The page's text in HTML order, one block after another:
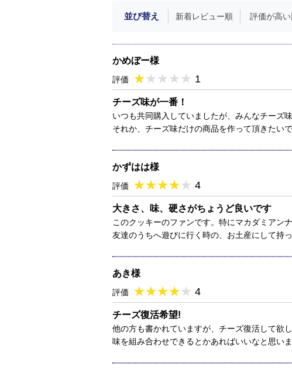
並び替え 新着レビュー順 評価が高
かめぼー様
評価 ★★★★★
★★★★★ 1
チーズ味が一番！
いつも共同購入していましたが、みんなチーズ
それか、チーズ味だけの商品を作って頂きたいで
かずはは様
評価 ★★★★★
★★★★★ 4
大きさ、味、硬さがちょうど良いです
このクッキーのファンです。特にマカダミアン
友達のうちへ遊びに行く時の、お土産にして持っ
あき様
評価 ★★★★★
★★★★★ 4
チーズ復活希望!
他の方も書かれていますが、チーズ復活して欲
味を組み合わせできるとかあればいいなと思いま